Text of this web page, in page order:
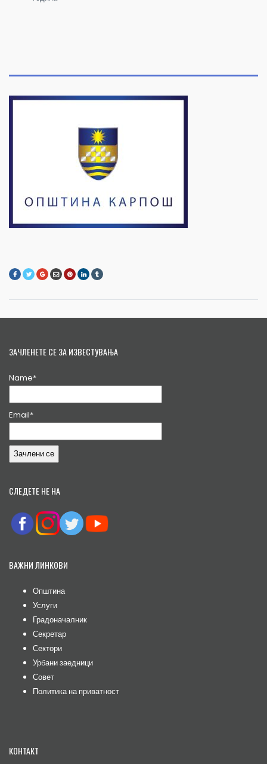
ЗАЧЛЕНЕТЕ СЕ ЗА ИЗВЕСТУВАЊА
Name*
Email*
СЛЕДЕТЕ НЕ НА
ВАЖНИ ЛИНКОВИ
Општина
Услуги
Градоначалник
Секретар
Сектори
Урбани заедници
Совет
Политика на приватност
КОНТАКТ